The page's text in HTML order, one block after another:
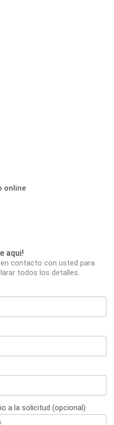
online
aqui!
contacto con usted para
todos los detalles.
a la solicitud (opcional)